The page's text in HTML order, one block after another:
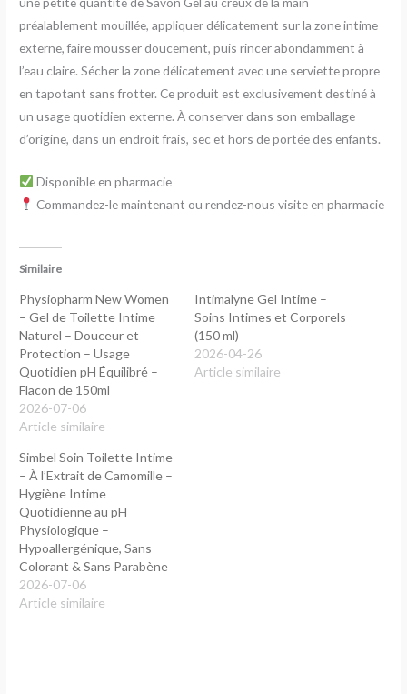
préalablement mouillée, appliquer délicatement sur la zone intime
externe, faire mousser doucement, puis rincer abondamment à
l’eau claire. Sécher la zone délicatement avec une serviette propre
en tapotant sans frotter. Ce produit est exclusivement destiné à
un usage quotidien externe. À conserver dans son emballage
d’origine, dans un endroit frais, sec et hors de portée des enfants.
Disponible en pharmacie
Commandez-le maintenant ou rendez-nous visite en pharmacie
Similaire
Physiopharm New Women
– Gel de Toilette Intime
Naturel – Douceur et
Protection – Usage
Quotidien pH Équilibré –
Flacon de 150ml
2026-07-06
Article similaire
Intimalyne Gel Intime –
Soins Intimes et Corporels
(150 ml)
2026-04-26
Article similaire
Simbel Soin Toilette Intime
– À l’Extrait de Camomille –
Hygiène Intime
Quotidienne au pH
Physiologique –
Hypoallergénique, Sans
Colorant & Sans Parabène
2026-07-06
Article similaire